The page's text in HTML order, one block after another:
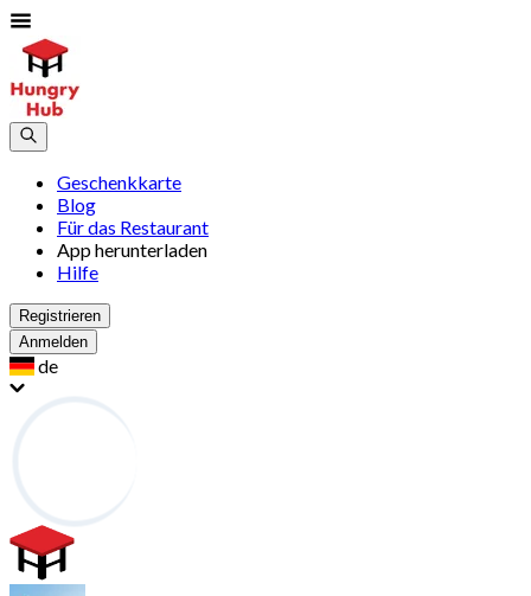
Geschenkkarte
Blog
Für das Restaurant
App herunterladen
Hilfe
Registrieren
Anmelden
de